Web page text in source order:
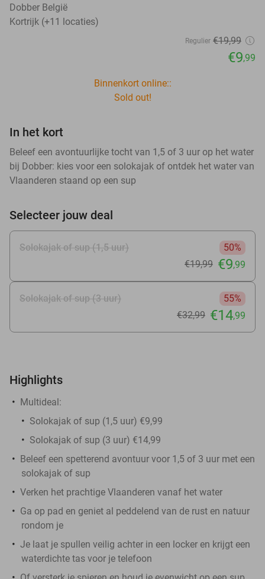
Dobber België
Kortrijk (+11 locaties)
Regulier €19,99
€9,99
Binnenkort online::
Sold out!
In het kort
Beleef een avontuurlijke tocht van 1,5 of 3 uur op het water
bij Dobber: kies voor een solokajak of ontdek het water van
Vlaanderen staand op een sup
Selecteer jouw deal
Solokajak of sup (1,5 uur)
50%
€19,99 €9,99
Solokajak of sup (3 uur)
55%
€32,99 €14,99
Highlights
Multideal:
Solokajak of sup (1,5 uur) €9,99
Solokajak of sup (3 uur) €14,99
Beleef een spetterend avontuur voor 1,5 of 3 uur met een
solokajak of sup
Verken het prachtige Vlaanderen vanaf het water
Ga op pad en geniet al peddelend van de rust en natuur
rondom je
Je laat je spullen veilig achter in een locker en krijgt een
waterdichte tas voor je telefoon